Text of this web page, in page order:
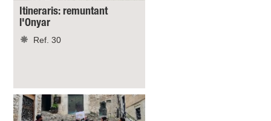
Itineraris: remuntant
l'Onyar
Ref. 30